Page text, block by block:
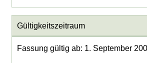
Gültigkeitszeitraum
Fassung gültig ab: 1. September